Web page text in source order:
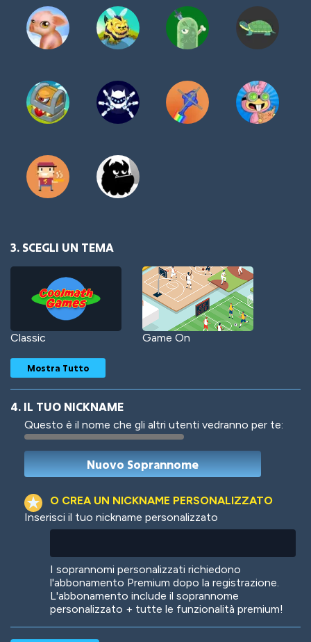
3. SCEGLI UN TEMA
Classic Game On
Woof Jungle Cats
Mostra Tutto
4. IL TUO NICKNAME
Questo è il nome che gli altri utenti vedranno per te:
O CREA UN NICKNAME PERSONALIZZATO
Inserisci il tuo nickname personalizzato
I soprannomi personalizzati richiedono
l'abbonamento Premium dopo la registrazione.
L'abbonamento include il soprannome
personalizzato + tutte le funzionalità premium!